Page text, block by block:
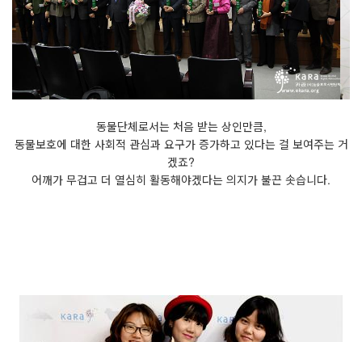
동물단체로서는 처음 받는 상인만큼,
동물보호에 대한 사회적 관심과 요구가 증가하고 있다는 걸 보여주는 거
겠죠?
어깨가 무겁고 더 열심히 활동해야겠다는 의지가 불끈 솟습니다.